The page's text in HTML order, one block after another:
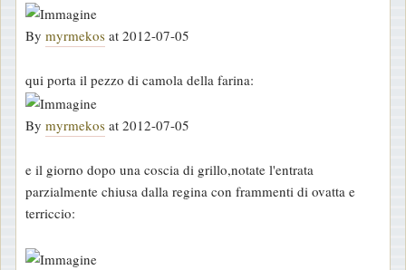
By myrmekos at 2012-07-05
qui porta il pezzo di camola della farina:
By myrmekos at 2012-07-05
e il giorno dopo una coscia di grillo,notate l'entrata
parzialmente chiusa dalla regina con frammenti di ovatta e
terriccio: